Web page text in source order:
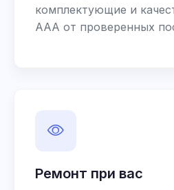
комплектующие и
AAA от проверенных
Ремонт при вас